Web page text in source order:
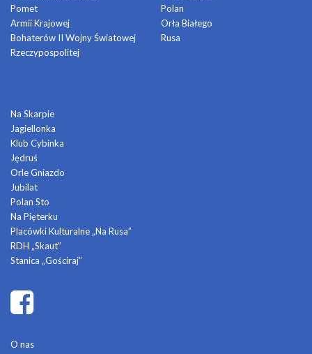
Pomet
Armii Krajowej
Bohaterów II Wojny Światowej
Rzeczypospolitej
Polan
Orła Białego
Rusa
Na Skarpie
Jagiellonka
Klub Cybinka
Jędruś
Orle Gniazdo
Jubilat
Polan Sto
Na Pięterku
Placówki Kulturalne „Na Rusa”
RDH „Skaut”
Stanica „Gościraj”
O nas